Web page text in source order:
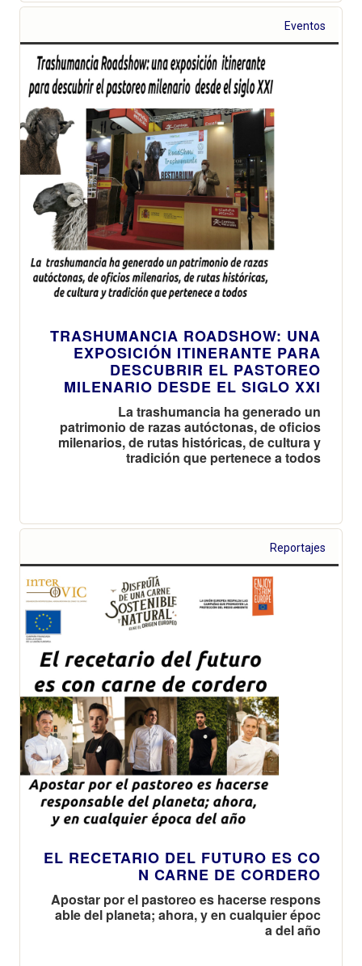
Eventos
TRASHUMANCIA ROADSHOW: UNA
EXPOSICIÓN ITINERANTE PARA
DESCUBRIR EL PASTOREO
MILENARIO DESDE EL SIGLO XXI
La trashumancia ha generado un
patrimonio de razas autóctonas, de oficios
milenarios, de rutas históricas, de cultura y
tradición que pertenece a todos
Reportajes
EL RECETARIO DEL FUTURO ES CO
N CARNE DE CORDERO
Apostar por el pastoreo es hacerse respons
able del planeta; ahora, y en cualquier époc
a del año